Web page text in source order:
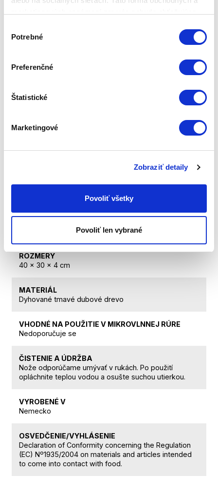
súhlasu
Potrebné
Preferenčné
Štatistické
Marketingové
Zobraziť detaily
Povoliť všetky
Povoliť len vybrané
KÓD PRODUKTU
2 roky Táto záruka sa nevzťahuje na: estetické zmeny
spôsobené bežným používaním, škrabance a
0,27
VÝROBCA
ROZMERY
40 x 30 x 4 cm
MATERIÁL
Dyhované tmavé dubové drevo
VHODNÉ NA POUŽITIE V MIKROVLNNEJ RÚRE
Nedoporučuje se
ČISTENIE A ÚDRŽBA
Nože odporúčame umývať v rukách. Po použití
opláchnite teplou vodou a osušte suchou utierkou.
VYROBENÉ V
Nemecko
OSVEDČENIE/VYHLÁSENIE
Declaration of Conformity concerning the Regulation
(EC) Nº1935/2004 on materials and articles intended
to come into contact with food.